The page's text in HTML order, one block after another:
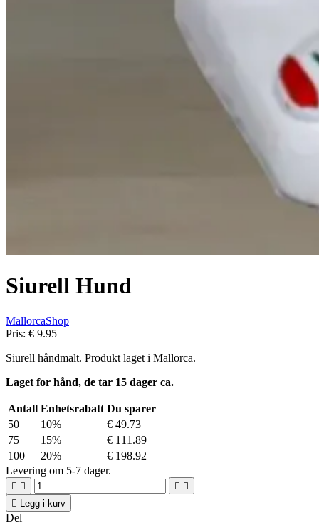
Siurell Hund
MallorcaShop
Pris: € 9.95
Siurell håndmalt. Produkt laget i Mallorca.
Laget for hånd, de tar 15 dager ca.
Antall Enhetsrabatt Du sparer
50
10%
€ 49.73
75
15%
€ 111.89
100
20%
€ 198.92
Levering om 5-7 dager.
   

Legg i kurv
Del